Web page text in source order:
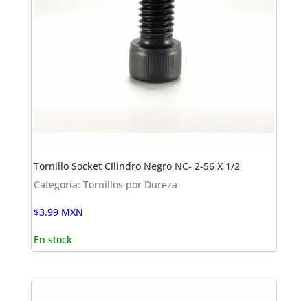
Tornillo Socket Cilindro Negro NC- 2-56 X 1/2
Categoría: Tornillos por Dureza
$3.99 MXN
En stock